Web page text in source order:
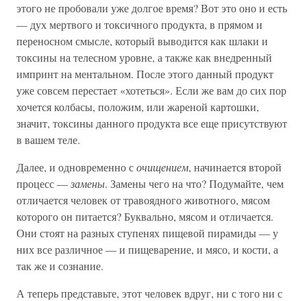
этого не пробовали уже долгое время? Вот это оно и есть
— дух мертвого и токсичного продукта, в прямом и
переносном смысле, который выводится как шлаки и
токсины на телесном уровне, а также как внедренный
импринт на ментальном. После этого данный продукт
уже совсем перестает «хотеться». Если же вам до сих пор
хочется колбасы, положим, или жареной картошки,
значит, токсины данного продукта все еще присутствуют
в вашем теле.
Далее, и одновременно сочищением, начинается второй
процесс —замены. Замены чего на что? Подумайте, чем
отличается человек от травоядного животного, мясом
которого он питается? Буквально, мясом и отличается.
Они стоят на разных ступенях пищевой пирамиды — у
них все различное — и пищеварение, и мясо, и кости, а
так же и сознание.
А теперь представьте, этот человек вдруг, ни с того ни с